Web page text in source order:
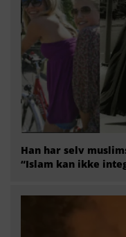
Han har selv
“Islam kan ikke